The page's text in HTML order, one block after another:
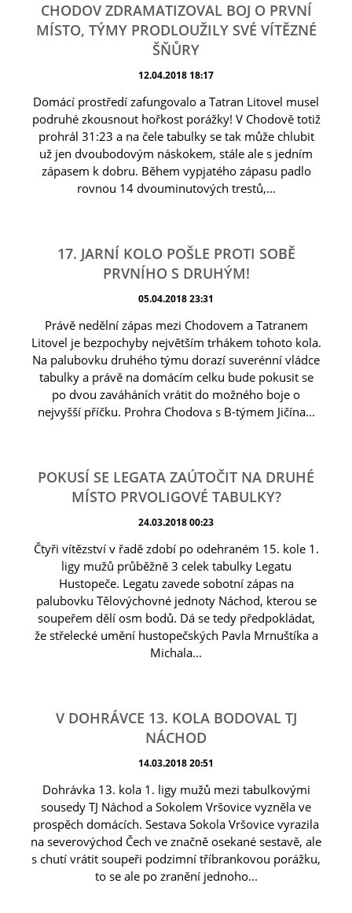
CHODOV ZDRAMATIZOVAL BOJ O PRVNÍ
MÍSTO, TÝMY PRODLOUŽILY SVÉ VÍTĚZNÉ
ŠŇŮRY
12.04.2018 18:17
Domácí prostředí zafungovalo a Tatran Litovel musel
podruhé zkousnout hořkost porážky! V Chodově totiž
prohrál 31:23 a na čele tabulky se tak může chlubit
už jen dvoubodovým náskokem, stále ale s jedním
zápasem k dobru. Během vypjatého zápasu padlo
rovnou 14 dvouminutových trestů,...
17. JARNÍ KOLO POŠLE PROTI SOBĚ
PRVNÍHO S DRUHÝM!
05.04.2018 23:31
Právě nedělní zápas mezi Chodovem a Tatranem
Litovel je bezpochyby největším trhákem tohoto kola.
Na palubovku druhého týmu dorazí suverénní vládce
tabulky a právě na domácím celku bude pokusit se
po dvou zaváháních vrátit do možného boje o
nejvyšší příčku. Prohra Chodova s B-týmem Jičína...
POKUSÍ SE LEGATA ZAÚTOČIT NA DRUHÉ
MÍSTO PRVOLIGOVÉ TABULKY?
24.03.2018 00:23
Čtyři vítězství v řadě zdobí po odehraném 15. kole 1.
ligy mužů průběžně 3 celek tabulky Legatu
Hustopeče. Legatu zavede sobotní zápas na
palubovku Tělovýchovné jednoty Náchod, kterou se
soupeřem dělí osm bodů. Dá se tedy předpokládat,
že střelecké umění hustopečských Pavla Mrnuštíka a
Michala...
V DOHRÁVCE 13. KOLA BODOVAL TJ
NÁCHOD
14.03.2018 20:51
Dohrávka 13. kola 1. ligy mužů mezi tabulkovými
sousedy TJ Náchod a Sokolem Vršovice vyzněla ve
prospěch domácích. Sestava Sokola Vršovice vyrazila
na severovýchod Čech ve značně osekané sestavě, ale
s chutí vrátit soupeři podzimní tříbrankovou porážku,
to se ale po zranění jednoho...